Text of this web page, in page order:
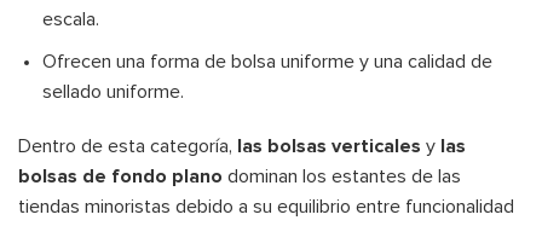
escala.
Ofrecen una forma de bolsa uniforme y una calidad de
sellado uniforme.
Dentro de esta categoría, las bolsas verticales y las
bolsas de fondo plano dominan los estantes de las
tiendas minoristas debido a su equilibrio entre funcionalidad